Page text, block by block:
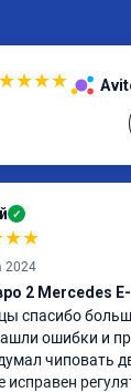
★★★★
✓
★★
2024
2 Mercedes
спасибо
ошибки и
чиповать
исправен